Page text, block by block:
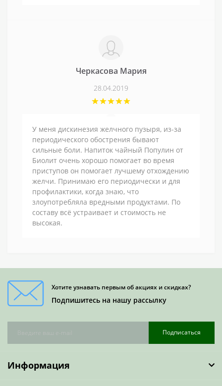
Черкасова Мария
28.04.2019
У меня дискинезия желчного пузыря, из-за
периодического обострения бывают
сильные боли. Напиток чайный Популин от
Биолит очень хорошо помогает во время
приступов он помогает лучшему отхождению
желчи. Принимаю его периодически и для
профилактики, когда знаю, что
злоупотребляла вредными продуктами. По
составу всё устраивает и стоимость не
высокая.
Хотите узнавать первым об акциях и скидках?
Подпишитесь на нашу рассылку
Подписаться
Информация